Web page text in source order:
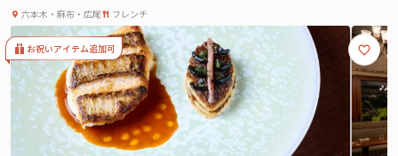
六本木・麻布・広尾 フレンチ
お祝いアイテム追加可